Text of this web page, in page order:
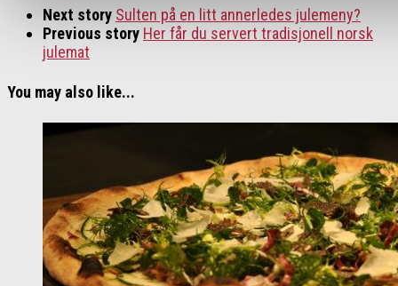
Next story Sulten på en litt annerledes julemeny?
Previous story Her får du servert tradisjonell norsk
julemat
You may also like...